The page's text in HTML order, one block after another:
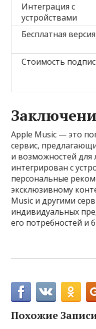
Интеграция с
устройствами
Бесплатная версия
Стоимость
Apple Music — это
сервис,
и возможностей
интегрирован с
персональные
эксклюзивному
Music и другими
индивидуальных
его потребностей и
Похожие